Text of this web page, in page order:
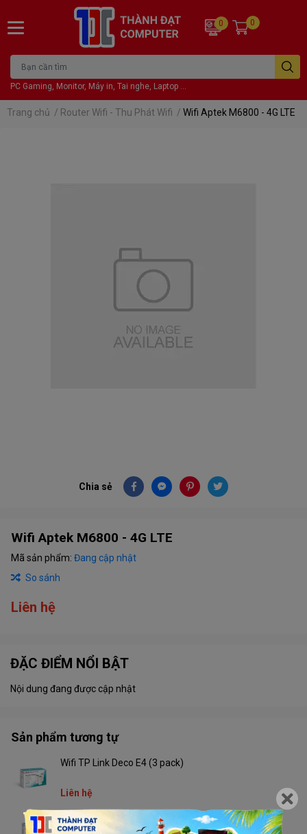
PC Gaming, Monitor, Máy in, Tai nghe, Laptop ...
0 0
Trang chủ / Router Wifi - Thu Phát Wifi / Wifi Aptek M6800 - 4G LTE
Chia sẻ
Wifi Aptek M6800 - 4G LTE
Mã sản phẩm: Đang cập nhật
So sánh
Liên hệ
ĐẶC ĐIỂM NỔI BẬT
Nội dung đang được cập nhật
Sản phẩm tương tự
Wifi TP Link Deco E4 (3 pack)
Liên hệ
Wifi TP Link Deco E4 (2 pack)